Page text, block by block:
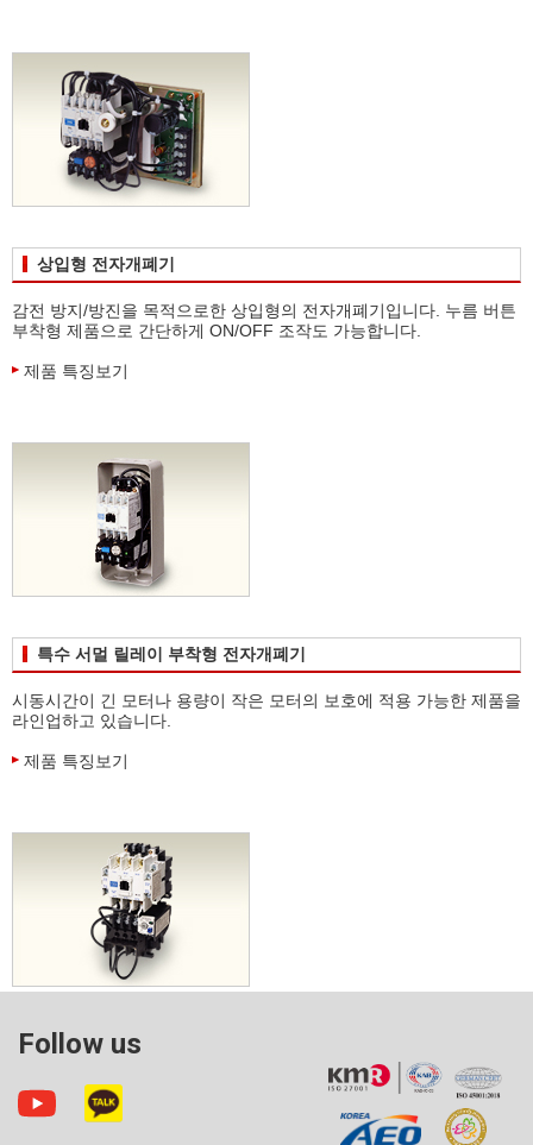
상입형 전자개폐기
감전 방지/방진을 목적으로한 상입형의 전자개폐기입니다. 누름 버튼
부착형 제품으로 간단하게 ON/OFF 조작도 가능합니다.
제품 특징보기
특수 서멀 릴레이 부착형 전자개폐기
시동시간이 긴 모터나 용량이 작은 모터의 보호에 적용 가능한 제품을
라인업하고 있습니다.
제품 특징보기
Follow us